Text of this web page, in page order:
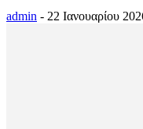
admin - 22 Ιανουαρίου